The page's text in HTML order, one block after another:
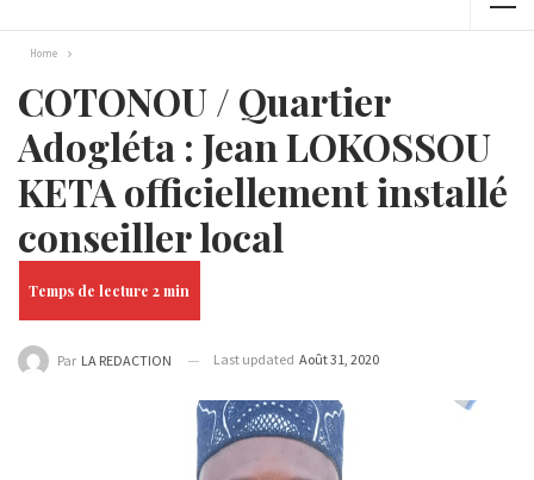
Home
COTONOU / Quartier
Adogléta : Jean LOKOSSOU
KETA officiellement installé
conseiller local
Par LA REDACTION Last updated Août 31, 2020